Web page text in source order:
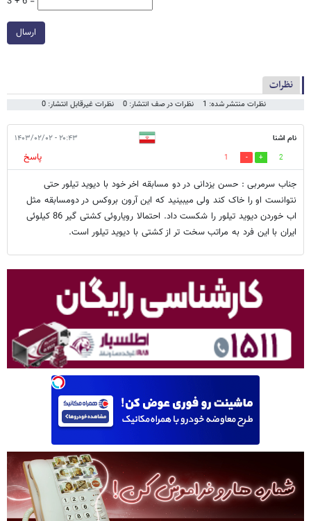
ارسال
نظرات
نظرات منتشر شده: 1 نظرات در صف انتشار: 0 نظرات غیرقابل انتشار: 0
نام اشنا ۲۰:۴۳ - ۱۴۰۳/۰۲/۰۲
2
1
پاسخ
جناب سرمربی : حسن یزدانی در دو مسابقه اخر خود با دیوید تیلور حتی
نتوانست او را خاک کند ولی میبینید که این آرون بروکس در دومسابقه مثل
اب خوردن دیوید تیلور را شکست داد. احتمالا رویاروئی کشتی گیر 86 کیلوئی
ایران با این فرد به مراتب سخت تر از کشتی با دیوید تیلور است.